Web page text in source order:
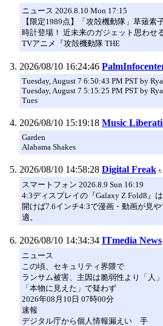
ニュース 2026.8.10 Mon 17:15
【限定1989点】「攻殻機動隊」草薙素
時計登場！ 近未来のガジェット思わせ
TVアニメ『攻殻機動隊 THE
2026/08/10 16:24:46
Tuesday, August 7 6:50:43 PM PST by
Tuesday, August 7 5:15:25 PM PST by
Tues
2026/08/10 15:19:18 Music
Garden
Alabama Shakes
2026/08/10 14:58:28 Digital Freak
スマートフォン 2026.8.9 Sun 16:19
4:3ディスプレイの『Galaxy Z Fold8』
開けば7.6インチ4:3で漫画・動画が見
適。
2026/08/10 14:34:34 ITmedia News
ニュース
この頃、セキュリティ界隈で
ランサム被害、主因は脆弱性より「人
「本物に見えた」で疑わず
2026年08月10日 07時00分
速報
デジタル庁から個人情報漏えい 手